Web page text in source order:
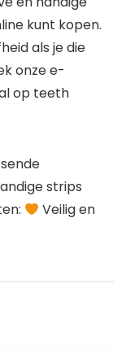
kunt kopen.
als je die
onze e-
op teeth
strips
Veilig en